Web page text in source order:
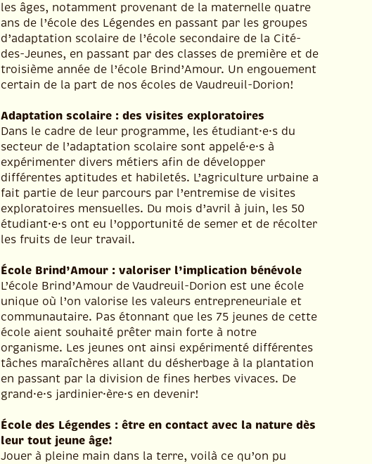
les âges, notamment provenant de la maternelle quatre
ans de l’école des Légendes en passant par les groupes
d’adaptation scolaire de l’école secondaire de la Cité-
des-Jeunes, en passant par des classes de première et de
troisième année de l’école Brind’Amour. Un engouement
certain de la part de nos écoles de Vaudreuil-Dorion!
Adaptation scolaire : des visites exploratoires
Dans le cadre de leur programme, les étudiant·e·s du
secteur de l’adaptation scolaire sont appelé·e·s à
expérimenter divers métiers afin de développer
différentes aptitudes et habiletés. L’agriculture urbaine a
fait partie de leur parcours par l’entremise de visites
exploratoires mensuelles. Du mois d’avril à juin, les 50
étudiant·e·s ont eu l’opportunité de semer et de récolter
les fruits de leur travail.
École Brind’Amour : valoriser l’implication bénévole
L’école Brind’Amour de Vaudreuil-Dorion est une école
unique où l’on valorise les valeurs entrepreneuriale et
communautaire. Pas étonnant que les 75 jeunes de cette
école aient souhaité prêter main forte à notre
organisme. Les jeunes ont ainsi expérimenté différentes
tâches maraîchères allant du désherbage à la plantation
en passant par la division de fines herbes vivaces. De
grand·e·s jardinier·ère·s en devenir!
École des Légendes : être en contact avec la nature dès
leur tout jeune âge!
Jouer à pleine main dans la terre, voilà ce qu’on pu